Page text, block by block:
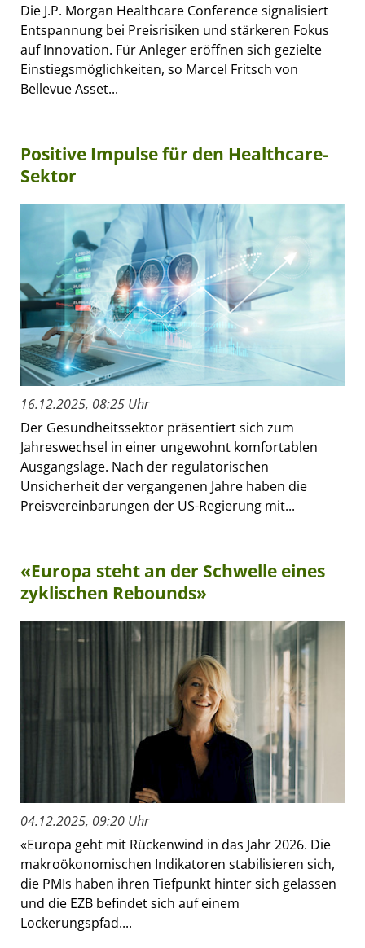
Die J.P. Morgan Healthcare Conference signalisiert
Entspannung bei Preisrisiken und stärkeren Fokus
auf Innovation. Für Anleger eröffnen sich gezielte
Einstiegsmöglichkeiten, so Marcel Fritsch von
Bellevue Asset...
Positive Impulse für den Healthcare-
Sektor
16.12.2025, 08:25 Uhr
Der Gesundheitssektor präsentiert sich zum
Jahreswechsel in einer ungewohnt komfortablen
Ausgangslage. Nach der regulatorischen
Unsicherheit der vergangenen Jahre haben die
Preisvereinbarungen der US-Regierung mit...
«Europa steht an der Schwelle eines
zyklischen Rebounds»
04.12.2025, 09:20 Uhr
«Europa geht mit Rückenwind in das Jahr 2026. Die
makroökonomischen Indikatoren stabilisieren sich,
die PMIs haben ihren Tiefpunkt hinter sich gelassen
und die EZB befindet sich auf einem
Lockerungspfad....